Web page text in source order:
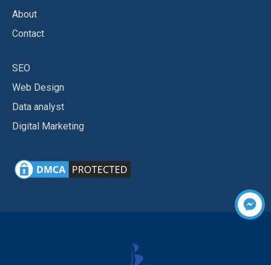
About
Contact
SEO
Web Design
Data analyst
Digital Marketing